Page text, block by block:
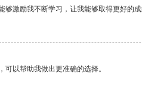
激励我不断学习，让我能够取得更好的成
以帮助我做出更准确的选择。